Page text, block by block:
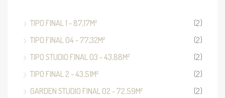
TIPO FINAL 1 - 87,17M²
(2)
TIPO FINAL 04 - 77,32M²
(2)
TIPO STUDIO FINAL 03 - 43,88M²
(2)
TIPO FINAL 2 - 43,51M²
(2)
GARDEN STUDIO FINAL 02 - 72,59M²
(2)